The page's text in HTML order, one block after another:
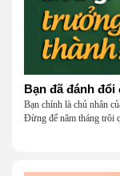
Bạn chính là chủ nhân
Đừng để năm tháng trôi